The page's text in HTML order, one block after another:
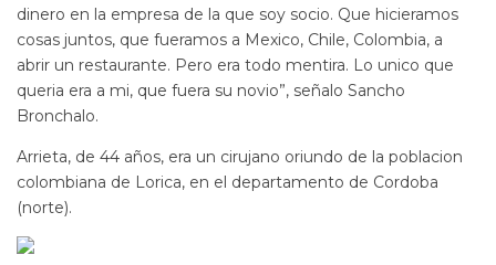
dinero en la empresa de la que soy socio. Que hicieramos
cosas juntos, que fueramos a Mexico, Chile, Colombia, a
abrir un restaurante. Pero era todo mentira. Lo unico que
queria era a mi, que fuera su novio”, señalo Sancho
Bronchalo.
Arrieta, de 44 años, era un cirujano oriundo de la poblacion
colombiana de Lorica, en el departamento de Cordoba
(norte).